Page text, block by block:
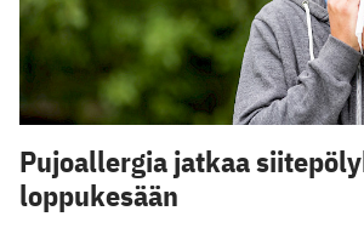
Pujoallergia jatkaa
loppukesään